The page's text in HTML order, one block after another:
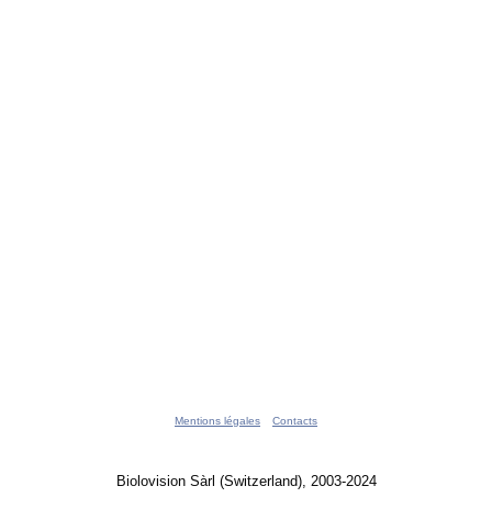
Mentions légales Contacts
Biolovision Sàrl (Switzerland), 2003-2024